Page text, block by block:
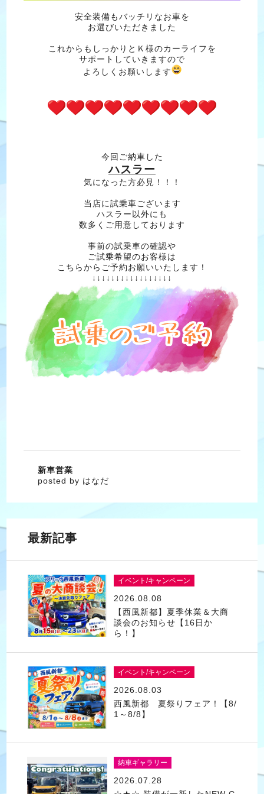
安全装備もバッチリなお車を
お選びいただきました
これからもしっかりとＫ様のカーライフを
サポートしていきますので
よろしくお願いします
今回ご納車した
ハスラー
気になった方必見！！！
当店に試乗車ございます
ハスラー以外にも
数多くご用意しております
事前の試乗車の確認や
ご試乗希望のお客様は
こちらからご予約お願いいたします！
↓↓↓↓↓↓↓↓↓↓↓↓↓↓↓↓↓
新車営業
posted by はなだ
最新記事
イベント/キャンペーン
2026.08.08
【西風新都】夏季休業＆大商
談会のお知らせ【16日か
ら！】
イベント/キャンペーン
2026.08.03
西風新都 夏祭りフェア！【8/
1～8/8】
納車ギャラリー
2026.07.28